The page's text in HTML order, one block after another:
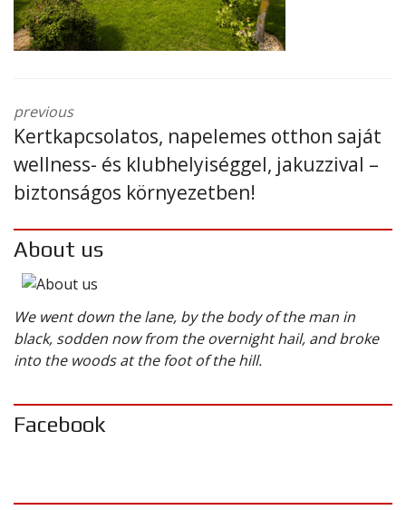
previous
Kertkapcsolatos, napelemes otthon saját
wellness- és klubhelyiséggel, jakuzzival –
biztonságos környezetben!
About us
We went down the lane, by the body of the man in
black, sodden now from the overnight hail, and broke
into the woods at the foot of the hill.
Facebook